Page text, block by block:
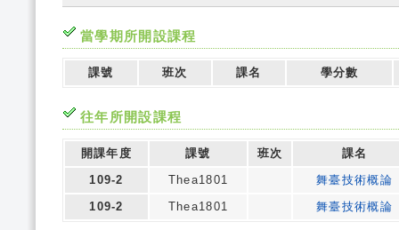
當學期所開設課程
課號 班次 課名 學分數
往年所開設課程
開課年度 課號 班次
課名
109-2
Thea1801
舞臺技術概論
109-2
Thea1801 舞臺技術概論